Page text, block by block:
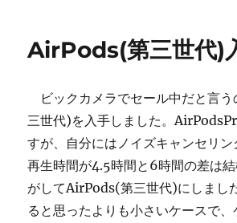
AirPods(第三世代)
ビックカメラでセール中だと言
三世代)を入手しました。
すが、自分にはノイズキャンセリン
再生時間が4.5時間と6時間の差は
がしてAirPods(第三世代)にしまし
ると思ったよりも小さいケースで、